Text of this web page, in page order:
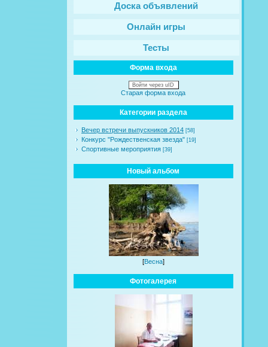
Доска объявлений
Онлайн игры
Тесты
Форма входа
Войти через uID
Старая форма входа
Категории раздела
Вечер встречи выпускников 2014 [58]
Конкурс "Рождественская звезда" [19]
Спортивные мероприятия [39]
Новый альбом
[Весна]
Фотогалерея